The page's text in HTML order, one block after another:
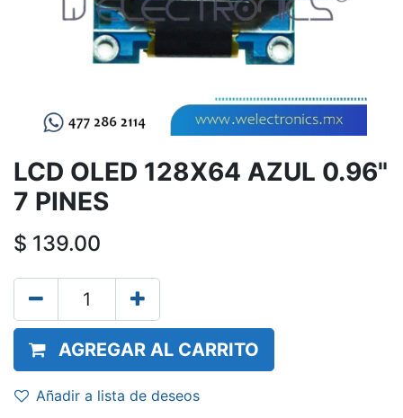
LCD OLED 128X64 AZUL 0.96"
7 PINES
$ 139.00
AGREGAR AL CARRITO
Añadir a lista de deseos